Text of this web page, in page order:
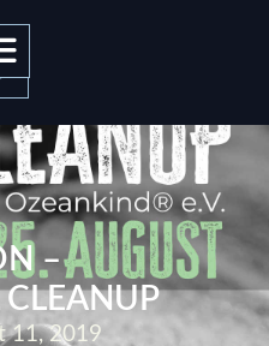
0
–
CLEANUP
11, 2019